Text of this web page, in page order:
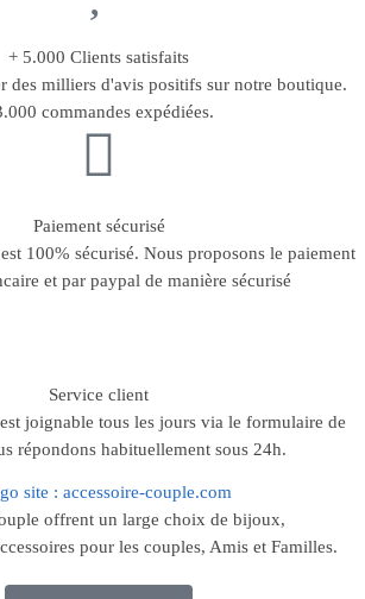
+ 5.000 Clients satisfaits
des milliers d'avis positifs sur notre boutique.
commandes expédiées.
Paiement sécurisé
100% sécurisé. Nous proposons le paiement
et par paypal de manière sécurisé
Service client
joignable tous les jours via le formulaire de
répondons habituellement sous 24h.
offrent un large choix de bijoux,
pour les couples, Amis et Familles.